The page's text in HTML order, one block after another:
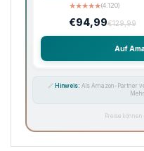
★★★★★(4.120)
€94,99€129,99
Auf
🔗 Hinweis: Als Amazon-Partner
Preise können